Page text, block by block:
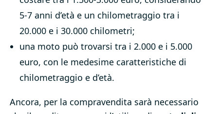
5-7 anni d’età e un chilometraggio tra i
20.000 e i 30.000 chilometri;
una moto può trovarsi tra i 2.000 e i 5.000
euro, con le medesime caratteristiche di
chilometraggio e d’età.
Ancora, per la compravendita sarà necessario